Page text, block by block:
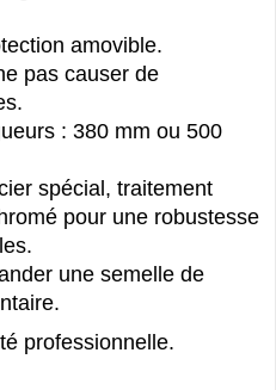
amovible.
pas causer de
: 380 mm ou 500
spécial, traitement
pour une robustesse
une semelle de
professionnelle.